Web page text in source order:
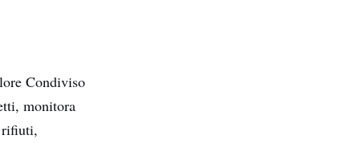
Condiviso
monitora
rifiuti,